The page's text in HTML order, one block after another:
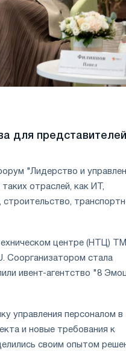
для представителей
"Лидерство и
отраслей, как ИТ,
строительство,
центре (НТЦ)
Соорганизатором стала
ивент-агентство "8
управления персоналом в
и новые требования к
своим опытом